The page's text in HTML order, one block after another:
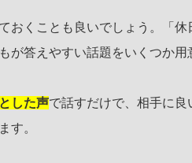
くことも良いでしょう。「休
答えやすい話題をいくつか用
した声で話すだけで、相手に良
す。